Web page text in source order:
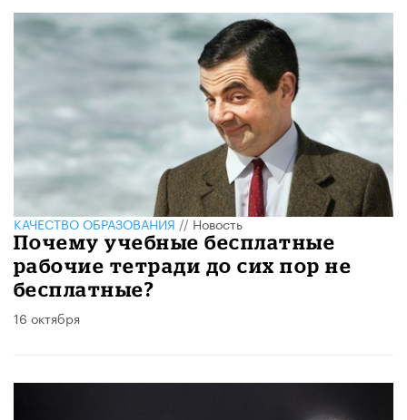
КАЧЕСТВО ОБРАЗОВАНИЯ//Новость
Почему учебные бесплатные
рабочие тетради до сих пор не
бесплатные?
16 октября